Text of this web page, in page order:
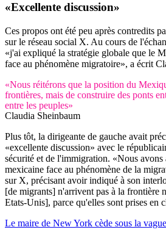
«Excellente discussion»
Ces propos ont été peu après contredits
sur le réseau social X. Au cours de
«j'ai expliqué la stratégie globale que le
face au phénomène migratoire», a écrit
«Nous réitérons que la position du
frontières, mais de construire des ponts
entre les peuples»
Claudia Sheinbaum
Plus tôt, la dirigeante de gauche avait
«excellente discussion» avec le
sécurité et de l'immigration. «Nous avons
mexicaine face au phénomène de la
sur X, précisant avoir indiqué à son
[de migrants] n'arrivent pas à la frontière
Etats-Unis], parce qu'elles sont prises en
Le maire de New York cède sous la